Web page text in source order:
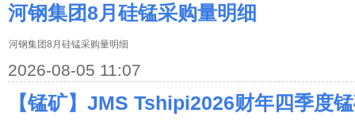
河钢集团8月硅锰采购量明细
河钢集团8月硅锰采购量明细
2026-08-05 11:07
【锰矿】JMS Tshipi2026财年四季度